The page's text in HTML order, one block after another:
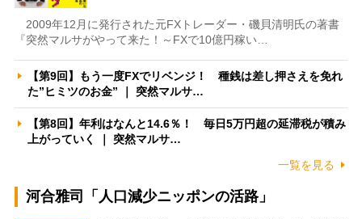
2009年12月に発行された元FXトレーダー・磯貝清明氏の著書
『突然マルサがやって来た！～FXで10億円稼い…
【第9回】もう一度FXでリベンジ！ 種銭は差し押さえを免れ
た”ヒミツのお金” ｜ 突然マルサ…
【第8回】年利はなんと14.6％！ 毎日5万円超の延滞税が積み
上がっていく ｜ 突然マルサ…
一覧を見る
河合雅司「人口減少ニッポンの活路」